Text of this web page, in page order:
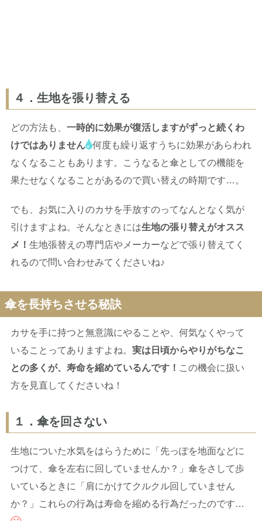
４．生地を張り替える
どの方法も、 一時的に効果が復活しますがずっと続くわ
けではありません
何度も繰り返すうちに効果があらわれ
なくなることもあります。こうなると傘としての機能を
果たせなくなることがあるので買い替えの時期です…。
でも、お気に入りのカサを手放すのってなんとなく気が
引けますよね。そんなときには生地の張り替えがオスス
メ！ 生地張替えの専門店やメーカーなどで張り替えてく
れるので問い合わせみてくださいね♪
傘を長持ちさせる秘訣
カサを手に持つと無意識にやることや、何気なくやって
いることってありますよね。 実は日頃からやりがちなこ
との多くが、寿命を縮めているんです！ この機会に扱い
方を見直してくださいね！
１．傘を回さない
生地についた水気をはらうために「先っぽを地面などに
つけて、傘を左右に回していませんか？」傘をさして歩
いているときに「肩にかけてクルクル回していません
か？」これらの行為は寿命を縮める行為だったのです…